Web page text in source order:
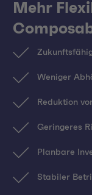
Mehr
Weniger
Reduktion
Geringeres
Planbare
Stabiler